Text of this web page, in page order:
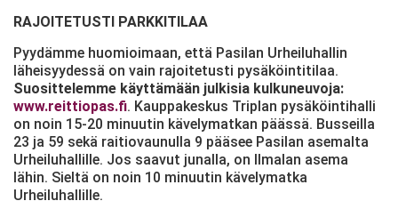
RAJOITETUSTI PARKKITILAA
Pyydämme huomioimaan, että Pasilan Urheiluhallin
läheisyydessä on vain rajoitetusti pysäköintitilaa.
Suosittelemme käyttämään julkisia kulkuneuvoja:
www.reittiopas.fi. Kauppakeskus Triplan pysäköintihalli
on noin 15-20 minuutin kävelymatkan päässä. Busseilla
23 ja 59 sekä raitiovaunulla 9 pääsee Pasilan asemalta
Urheiluhallille. Jos saavut junalla, on Ilmalan asema
lähin. Sieltä on noin 10 minuutin kävelymatka
Urheiluhallille.